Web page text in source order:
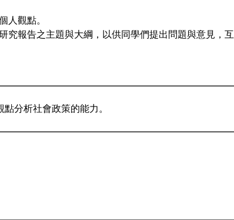
人觀點。
究報告之主題與大綱，以供同學們提出問題與意見，互
分析社會政策的能力。